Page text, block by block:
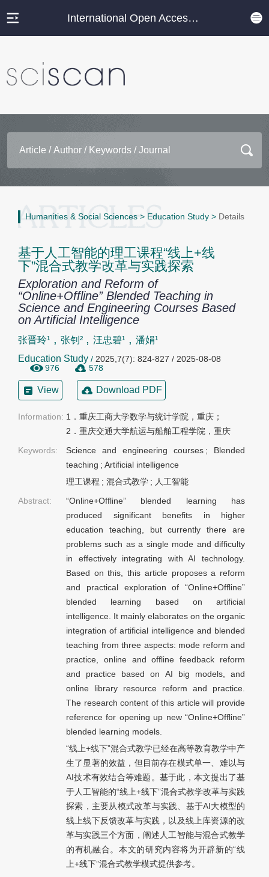
International Open Access Journal Platform
Humanities & Social Sciences > Education Study > Details
基于人工智能的理工课程“线上+线
下”混合式教学改革与实践探索
Exploration and Reform of
“Online+Offline” Blended Teaching in
Science and Engineering Courses Based
on Artificial Intelligence
张晋玲¹ , 张钊² ,汪忠碧¹ , 潘娟¹
Education Study / 2025,7(7): 824-827 / 2025-08-08
976
578
View Download PDF
Information: 1．重庆工商大学数学与统计学院，重庆；
2．重庆交通大学航运与船舶工程学院，重庆
Keywords:
Science and engineering courses ; Blended
teaching ; Artificial intelligence
理工课程 ; 混合式教学 ; 人工智能
Abstract:
“Online+Offline” blended learning has
produced significant benefits in higher
education teaching, but currently there are
problems such as a single mode and difficulty
in effectively integrating with AI technology.
Based on this, this article proposes a reform
and practical exploration of “Online+Offline”
blended learning based on artificial
intelligence. It mainly elaborates on the organic
integration of artificial intelligence and blended
teaching from three aspects: mode reform and
practice, online and offline feedback reform
and practice based on AI big models, and
online library resource reform and practice.
The research content of this article will provide
reference for opening up new “Online+Offline”
blended learning models.
“线上+线下”混合式教学已经在高等教育教学中产
生了显著的效益，但目前存在模式单一、难以与
AI技术有效结合等难题。基于此，本文提出了基
于人工智能的“线上+线下”混合式教学改革与实践
探索，主要从模式改革与实践、基于AI大模型的
线上线下反馈改革与实践，以及线上库资源的改
革与实践三个方面，阐述人工智能与混合式教学
的有机融合。本文的研究内容将为开辟新的“线
上+线下”混合式教学模式提供参考。